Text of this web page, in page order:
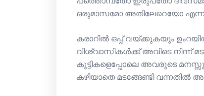
ഒരുമാസമോ അതിലേറെയോ
കരാറിൽ ഒപ്പ് വയ്ക്കുകയും
വിശ്വാസികൾക്ക് അവിടെ നിന്ന്
കുട്ടികളെപ്പോലെ അവരുടെ
കഴിയാതെ മടങ്ങേണ്ടി വന്നതിൽ